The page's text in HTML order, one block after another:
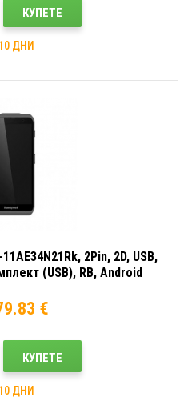
КУПЕТЕ
ДНИ
2Pin, 2D, USB,
(USB), RB, Android
€
КУПЕТЕ
ДНИ